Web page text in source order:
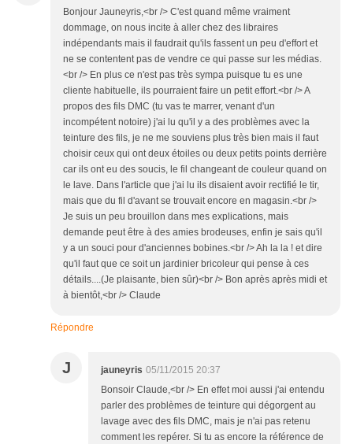
Bonjour Jauneyris,<br /> C'est quand même vraiment
dommage, on nous incite à aller chez des libraires
indépendants mais il faudrait qu'ils fassent un peu d'effort et
ne se contentent pas de vendre ce qui passe sur les médias.
<br /> En plus ce n'est pas très sympa puisque tu es une
cliente habituelle, ils pourraient faire un petit effort.<br /> A
propos des fils DMC (tu vas te marrer, venant d'un
incompétent notoire) j'ai lu qu'il y a des problèmes avec la
teinture des fils, je ne me souviens plus très bien mais il faut
choisir ceux qui ont deux étoiles ou deux petits points derrière
car ils ont eu des soucis, le fil changeant de couleur quand on
le lave. Dans l'article que j'ai lu ils disaient avoir rectifié le tir,
mais que du fil d'avant se trouvait encore en magasin.<br />
Je suis un peu brouillon dans mes explications, mais
demande peut être à des amies brodeuses, enfin je sais qu'il
y a un souci pour d'anciennes bobines.<br /> Ah la la ! et dire
qu'il faut que ce soit un jardinier bricoleur qui pense à ces
détails....(Je plaisante, bien sûr)<br /> Bon après après midi et
à bientôt,<br /> Claude
Répondre
J jauneyris 05/11/2015 20:37
Bonsoir Claude,<br /> En effet moi aussi j'ai entendu
parler des problèmes de teinture qui dégorgent au
lavage avec des fils DMC, mais je n'ai pas retenu
comment les repérer. Si tu as encore la référence de